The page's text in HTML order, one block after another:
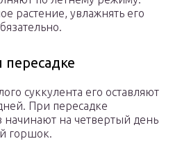
растение, увлажнять его
пересадке
суккулента его оставляют
При пересадке
начинают на четвертый день
горшок.